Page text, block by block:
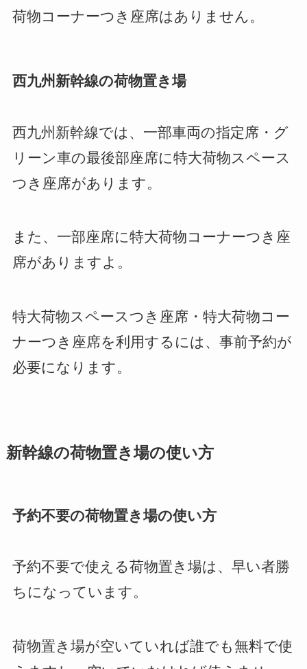
荷物コーナーつき座席はありません。
西九州新幹線の荷物置き場
西九州新幹線では、一部車両の指定席・グ
リーン車の最後部座席に特大荷物スペース
つき座席があります。
また、一部座席に特大荷物コーナーつき座
席がありますよ。
特大荷物スペースつき座席・特大荷物コー
ナーつき座席を利用するには、事前予約が
必要になります。
新幹線の荷物置き場の使い方
予約不要の荷物置き場の使い方
予約不要で使える荷物置き場は、早い者勝
ちになっています。
荷物置き場が空いていれば誰でも無料で使